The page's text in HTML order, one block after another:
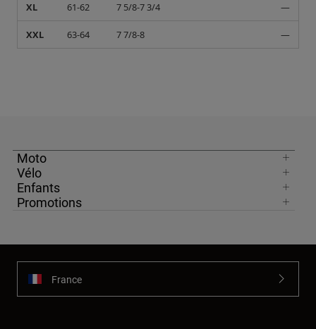
XL 61-62 7 5/8-7 3/4 —
XXL 63-64 7 7/8-8 —
Moto
Vélo
Enfants
Promotions
France